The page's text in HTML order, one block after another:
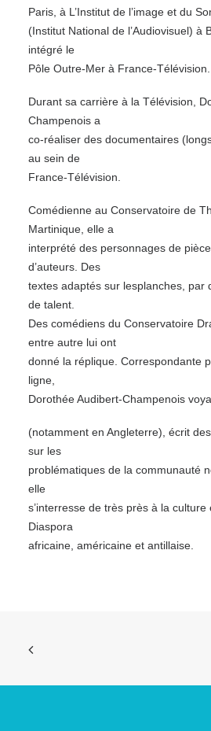
Paris, à L’Institut de l’image et du
(Institut National de l’Audiovisuel) à
intégré le
Pôle Outre-Mer à France-Télévision.
Durant sa carrière à la Télévision,
Champenois a
co-réaliser des documentaires
au sein de
France-Télévision.
Comédienne au Conservatoire de
Martinique, elle a
interprété des personnages de
d’auteurs. Des
textes adaptés sur lesplanches, par
de talent.
Des comédiens du Conservatoire
entre autre lui ont
donné la réplique. Correspondante
ligne,
Dorothée Audibert-Champenois
(notamment en Angleterre), écrit
sur les
problématiques de la communauté
elle
s’interresse de très près à la culture
Diaspora
africaine, américaine et antillaise.